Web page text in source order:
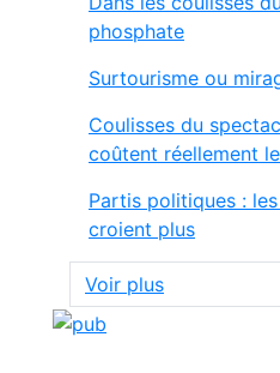
phosphate
Surtourisme ou
Coulisses du
coûtent réellement
Partis politiques : les
croient plus
Voir plus